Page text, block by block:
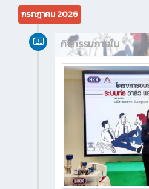
กรกฎาคม 2026
กิจกรรมภายใน